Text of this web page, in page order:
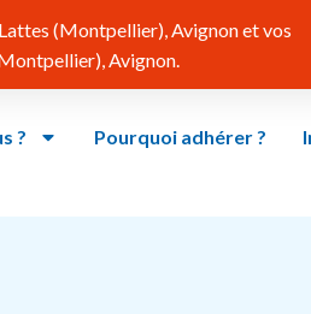
(Montpellier), Avignon et vos
Avignon.
? Pourquoi adhérer ?